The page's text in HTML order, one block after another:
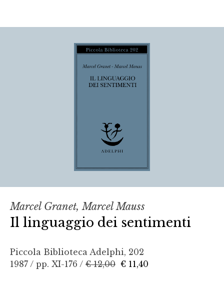
Marcel Granet, Marcel Mauss
Il linguaggio dei sentimenti
Piccola Biblioteca Adelphi, 202
1987 / pp. XI-176 / € 12,00 € 11,40